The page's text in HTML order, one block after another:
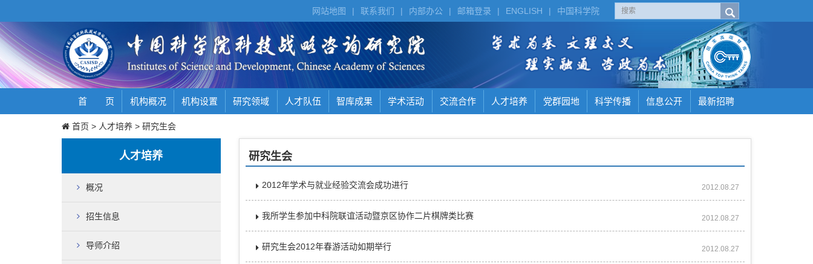
中国科学院
|
ENGLISH
|
邮箱登录
|
内部办公
|
联系我们
|
网站地图
首 页 机构概况 机构设置 研究领域 人才队伍 智库成果 学术活动 交流合作 人才培养 党群园地 科学传播 信息公开 最新招聘
首页 > 人才培养 > 研究生会
人才培养
概况
招生信息
导师介绍
研究生会
2012年学术与就业经验交流会成功进行 2012.08.27
我所学生参加中科院联谊活动暨京区协作二片棋牌类比赛 2012.08.27
研究生会2012年春游活动如期举行 2012.08.27